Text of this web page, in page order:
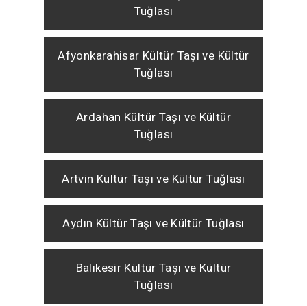
Tuğlası
Afyonkarahisar Kültür Taşı ve Kültür
Tuğlası
Ardahan Kültür Taşı ve Kültür
Tuğlası
Artvin Kültür Taşı ve Kültür Tuğlası
Aydın Kültür Taşı ve Kültür Tuğlası
Balıkesir Kültür Taşı ve Kültür
Tuğlası